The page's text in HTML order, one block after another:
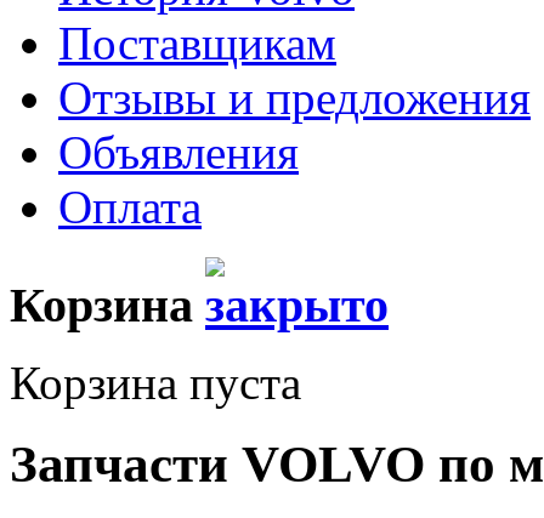
Поставщикам
Отзывы и предложения
Объявления
Оплата
Корзина
Корзина пуста
Запчасти VOLVO по